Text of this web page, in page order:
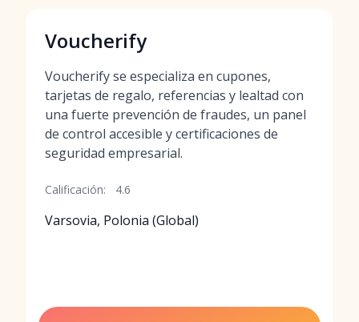
Voucherify
Voucherify se especializa en cupones,
tarjetas de regalo, referencias y lealtad con
una fuerte prevención de fraudes, un panel
de control accesible y certificaciones de
seguridad empresarial.
Calificación: 4.6
Varsovia, Polonia (Global)